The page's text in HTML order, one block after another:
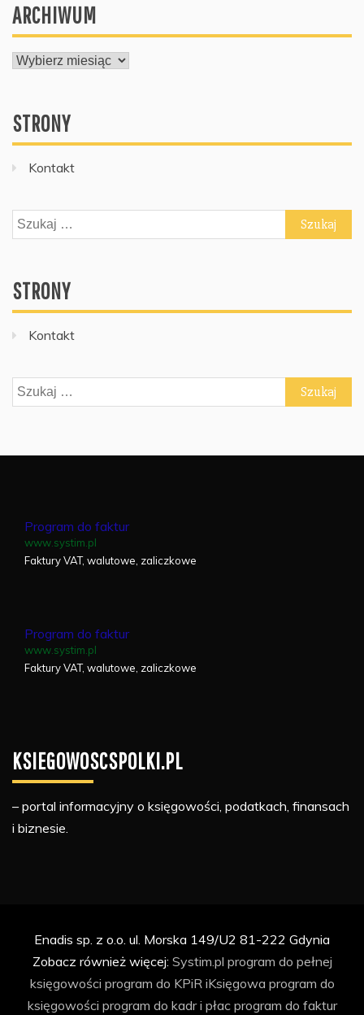
ARCHIWUM
ARCHIWUM
STRONY
Kontakt
Szukaj:
STRONY
Kontakt
Szukaj:
Program do faktur
www.systim.pl
Faktury VAT, walutowe, zaliczkowe
Program do faktur
www.systim.pl
Faktury VAT, walutowe, zaliczkowe
KSIEGOWOSCSPOLKI.PL
– portal informacyjny o księgowości, podatkach, finansach
i biznesie.
Enadis sp. z o.o. ul. Morska 149/U2 81-222 Gdynia
Zobacz również więcej: Systim.pl program do pełnej
księgowości program do KPiR iKsięgowa program do
księgowości program do kadr i płac program do faktur